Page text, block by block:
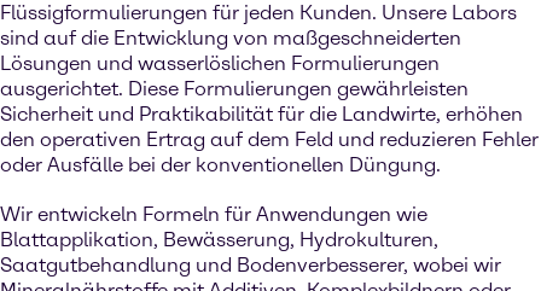
Flüssigformulierungen für jeden Kunden. Unsere Labors
sind auf die Entwicklung von maßgeschneiderten
Lösungen und wasserlöslichen Formulierungen
ausgerichtet. Diese Formulierungen gewährleisten
Sicherheit und Praktikabilität für die Landwirte, erhöhen
den operativen Ertrag auf dem Feld und reduzieren Fehler
oder Ausfälle bei der konventionellen Düngung.
Wir entwickeln Formeln für Anwendungen wie
Blattapplikation, Bewässerung, Hydrokulturen,
Saatgutbehandlung und Bodenverbesserer, wobei wir